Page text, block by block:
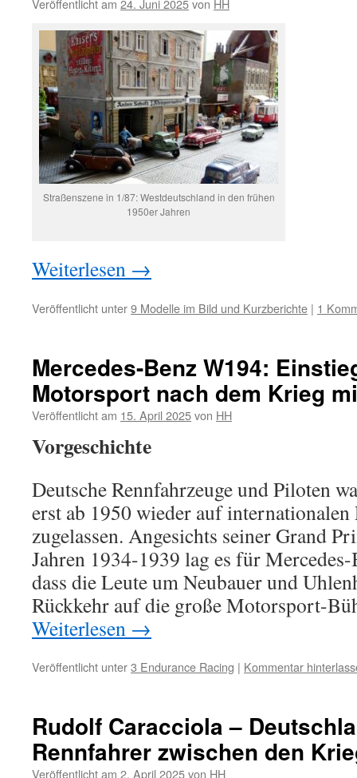
Veröffentlicht am 24. Juni 2025von HH
Straßenszene in 1/87: Westdeutschland in den frühen
1950er Jahren
Weiterlesen →
Veröffentlicht unter9 Modelle im Bild und Kurzberichte | 1
Mercedes-Benz W194:
Motorsport nach dem Krieg
Veröffentlicht am 15. April 2025von HH
Vorgeschichte
Deutsche Rennfahrzeuge und Piloten
erst ab 1950 wieder auf internationalen
zugelassen. Angesichts seiner Grand
Jahren 1934-1939 lag es für
dass die Leute um Neubauer und
Rückkehr auf die große Motorsport-
Weiterlesen →
Veröffentlicht unter3 Endurance Racing | Kommentar
Rudolf Caracciola –
Rennfahrer zwischen den
Veröffentlicht am 2. April 2025von HH